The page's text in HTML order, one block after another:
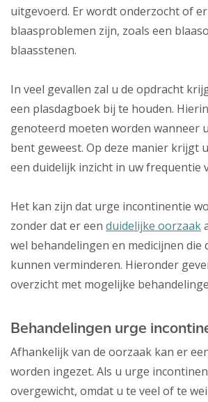
uitgevoerd. Er wordt onderzocht of
blaasproblemen zijn, zoals een
blaasstenen.
In veel gevallen zal u de opdracht
een plasdagboek bij te houden.
genoteerd moeten worden wanneer
bent geweest. Op deze manier krijgt
een duidelijk inzicht in uw frequentie
Het kan zijn dat urge incontinentie
zonder dat er een duidelijke oorzaak
wel behandelingen en medicijnen die
kunnen verminderen. Hieronder
overzicht met mogelijke
Behandelingen urge
Afhankelijk van de oorzaak kan er
worden ingezet. Als u urge
overgewicht, omdat u te veel of te